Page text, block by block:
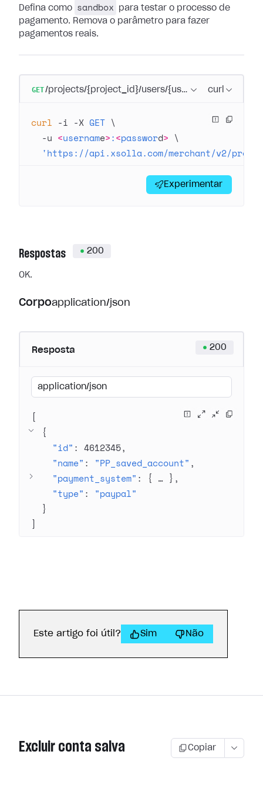
Defina como sandbox
para testar o processo de
pagamento. Remova o parâmetro para fazer
pagamentos reais.
GET/projects/{project_id}/users/{user_id}/curl
curl -i -X GET \
  -u
<username>:<password> \
'https://api.xsolla.com/merchant/v2/
Experimentar
Respostas 200
OK.
Corpoapplication/json
Resposta 200
application/json
[
{
"id" : 4612345
"name" : "PP_saved_account"
"payment_system" : { … }
"type" : "paypal"
}
]
Este artigo foi útil? Sim Não
Excluir conta salva Copiar